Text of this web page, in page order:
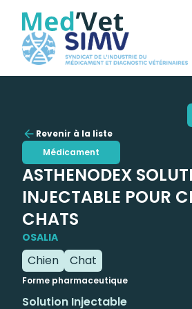
Revenir à la liste
Médicament
ASTHENODEX
INJECTABLE POUR
CHATS
OSALIA
Chien Chat
Forme pharmaceutique
Solution Injectable